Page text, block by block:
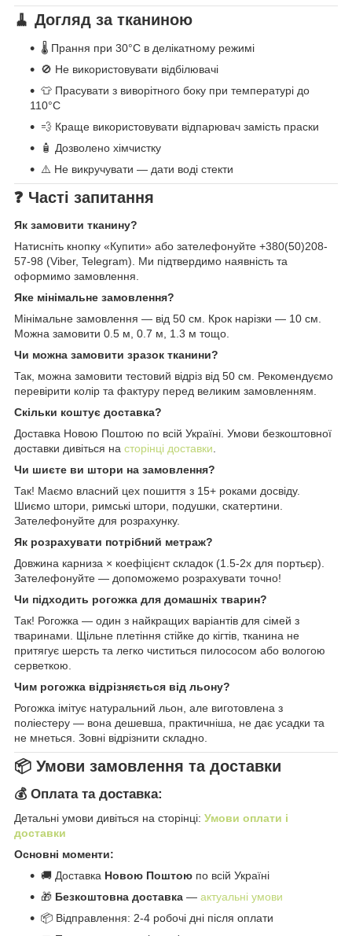
🧹 Догляд за тканиною
🌡️ Прання при 30°C в делікатному режимі
🚫 Не використовувати відбілювачі
👕 Прасувати з виворітного боку при температурі до
110°C
💨 Краще використовувати відпарювач замість праски
🧴 Дозволено хімчистку
⚠️ Не викручувати — дати воді стекти
❓ Часті запитання
Як замовити тканину?
Натисніть кнопку «Купити» або зателефонуйте +380(50)208-
57-98 (Viber, Telegram). Ми підтвердимо наявність та
оформимо замовлення.
Яке мінімальне замовлення?
Мінімальне замовлення — від 50 см. Крок нарізки — 10 см.
Можна замовити 0.5 м, 0.7 м, 1.3 м тощо.
Чи можна замовити зразок тканини?
Так, можна замовити тестовий відріз від 50 см. Рекомендуємо
перевірити колір та фактуру перед великим замовленням.
Скільки коштує доставка?
Доставка Новою Поштою по всій Україні. Умови безкоштовної
доставки дивіться на сторінці доставки.
Чи шиєте ви штори на замовлення?
Так! Маємо власний цех пошиття з 15+ роками досвіду.
Шиємо штори, римські штори, подушки, скатертини.
Зателефонуйте для розрахунку.
Як розрахувати потрібний метраж?
Довжина карниза × коефіцієнт складок (1.5-2x для портьєр).
Зателефонуйте — допоможемо розрахувати точно!
Чи підходить рогожка для домашніх тварин?
Так! Рогожка — один з найкращих варіантів для сімей з
тваринами. Щільне плетіння стійке до кігтів, тканина не
притягує шерсть та легко чиститься пилососом або вологою
серветкою.
Чим рогожка відрізняється від льону?
Рогожка імітує натуральний льон, але виготовлена з
поліестеру — вона дешевша, практичніша, не дає усадки та
не мнеться. Зовні відрізнити складно.
📦 Умови замовлення та доставки
💰 Оплата та доставка:
Детальні умови дивіться на сторінці: Умови оплати і
доставки
Основні моменти:
🚚 Доставка Новою Поштою по всій Україні
🎁 Безкоштовна доставка — актуальні умови
📦 Відправлення: 2-4 робочі дні після оплати